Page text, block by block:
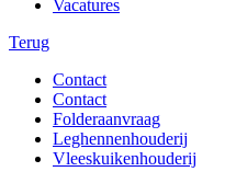
Vacatures
Terug
Contact
Contact
Folderaanvraag
Leghennenhouderij
Vleeskuikenhouderij